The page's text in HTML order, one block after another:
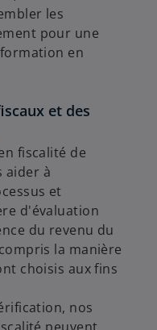
les
pour une
en
et des
fiscalité de
aider à
et
d'évaluation
du revenu du
la manière
choisis aux fins
nos